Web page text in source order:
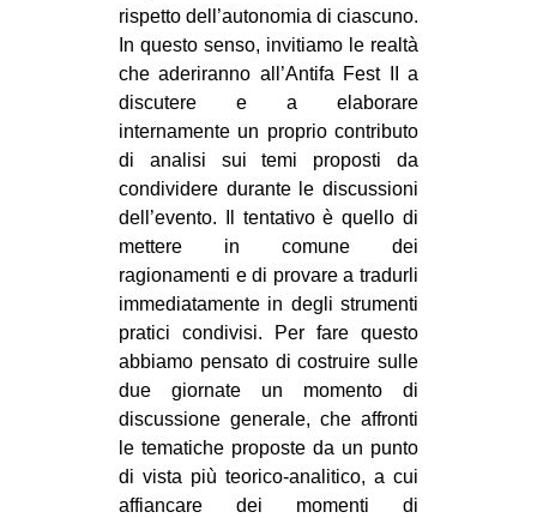
rispetto dell’autonomia di ciascuno.
In questo senso, invitiamo le realtà
che aderiranno all’Antifa Fest II a
discutere e a elaborare
internamente un proprio contributo
di analisi sui temi proposti da
condividere durante le discussioni
dell’evento. Il tentativo è quello di
mettere in comune dei
ragionamenti e di provare a tradurli
immediatamente in degli strumenti
pratici condivisi. Per fare questo
abbiamo pensato di costruire sulle
due giornate un momento di
discussione generale, che affronti
le tematiche proposte da un punto
di vista più teorico-analitico, a cui
affiancare dei momenti di